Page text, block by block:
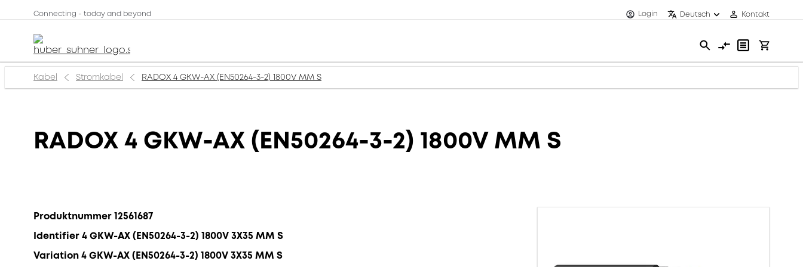
Connecting - today and beyond Login Deutsch Kontakt
Kabel Stromkabel RADOX 4 GKW-AX (EN50264-3-2) 1800V MM S
RADOX 4 GKW-AX (EN50264-3-2) 1800V MM S
Produktnummer 12561687
Identifier 4 GKW-AX (EN50264-3-2) 1800V 3X35 MM S
Variation 4 GKW-AX (EN50264-3-2) 1800V 3X35 MM S